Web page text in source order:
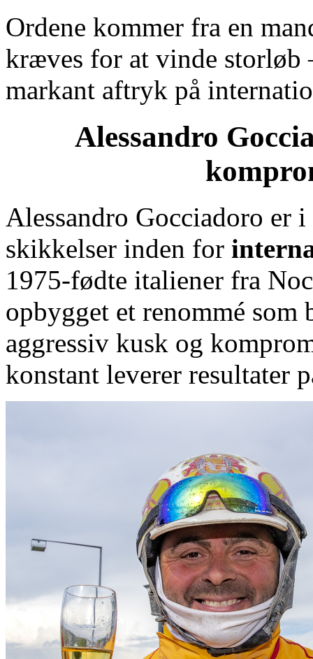
Ordene kommer fra en
kræves for at vinde storløb
markant aftryk på
Alessandro
Alessandro Gocciadoro er
skikkelser inden for
1975‑fødte italiener fra
opbygget et renommé
aggressiv kusk og
konstant leverer resultater